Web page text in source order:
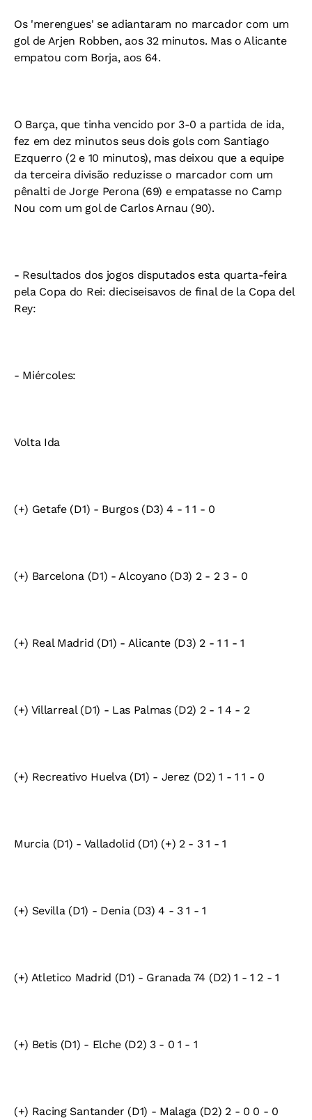
Os 'merengues' se adiantaram no marcador com um
gol de Arjen Robben, aos 32 minutos. Mas o Alicante
empatou com Borja, aos 64.
O Barça, que tinha vencido por 3-0 a partida de ida,
fez em dez minutos seus dois gols com Santiago
Ezquerro (2 e 10 minutos), mas deixou que a equipe
da terceira divisão reduzisse o marcador com um
pênalti de Jorge Perona (69) e empatasse no Camp
Nou com um gol de Carlos Arnau (90).
- Resultados dos jogos disputados esta quarta-feira
pela Copa do Rei: dieciseisavos de final de la Copa del
Rey:
- Miércoles:
Volta Ida
(+) Getafe (D1) - Burgos (D3) 4 - 1 1 - 0
(+) Barcelona (D1) - Alcoyano (D3) 2 - 2 3 - 0
(+) Real Madrid (D1) - Alicante (D3) 2 - 1 1 - 1
(+) Villarreal (D1) - Las Palmas (D2) 2 - 1 4 - 2
(+) Recreativo Huelva (D1) - Jerez (D2) 1 - 1 1 - 0
Murcia (D1) - Valladolid (D1) (+) 2 - 3 1 - 1
(+) Sevilla (D1) - Denia (D3) 4 - 3 1 - 1
(+) Atletico Madrid (D1) - Granada 74 (D2) 1 - 1 2 - 1
(+) Betis (D1) - Elche (D2) 3 - 0 1 - 1
(+) Racing Santander (D1) - Malaga (D2) 2 - 0 0 - 0